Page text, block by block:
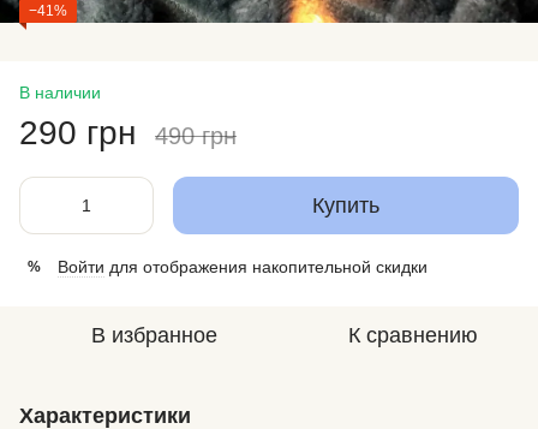
−41%
В наличии
290 грн 490 грн
Купить
% Войти для отображения накопительной скидки
В избранное К сравнению
Характеристики